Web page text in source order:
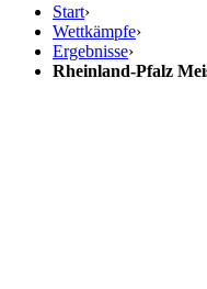
Start›
Wettkämpfe›
Ergebnisse›
Rheinland-Pfalz